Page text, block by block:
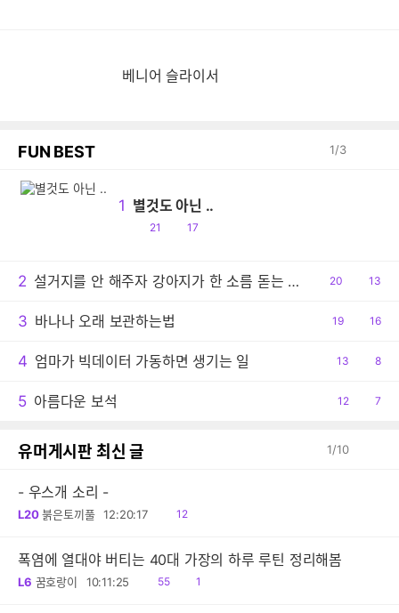
베니어 슬라이서
FUN BEST 1/3
1 별것도 아닌 ..
공
21
댓
17
2 설거지를 안 해주자 강아지가 한 소름 돋는 행동
공
20
댓
13
3 바나나 오래 보관하는법
공
19
댓
16
4 엄마가 빅데이터 가동하면 생기는 일
공
13
댓
8
5 아름다운 보석
공
12
댓
7
유머게시판 최신 글 1/10
- 우스개 소리 -
L20 붉은토끼풀 12:20:17
읽
12
폭염에 열대야 버티는 40대 가장의 하루 루틴 정리해봄
L6 꿈호랑이 10:11:25
읽
55
공1